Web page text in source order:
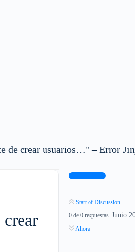
de crear usuarios…" – Error
Log In to Reply
Start of Discussion
0de 0respuestas Junio
Ahora